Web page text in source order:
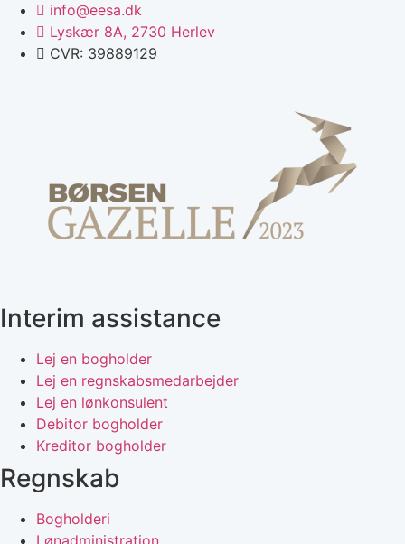
info@eesa.dk
Lyskær 8A, 2730 Herlev
CVR: 39889129
Interim assistance
Lej en bogholder
Lej en regnskabsmedarbejder
Lej en lønkonsulent
Debitor bogholder
Kreditor bogholder
Regnskab
Bogholderi
Lønadministration